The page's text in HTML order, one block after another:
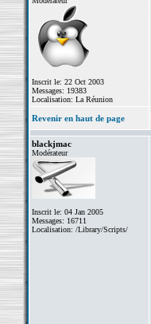
Inscrit le: 22 Oct 2003
Messages: 19383
Localisation: La Réunion
Revenir en haut de page
blackjmac
Modérateur
Inscrit le: 04 Jan 2005
Messages: 16711
Localisation: /Library/Scripts/